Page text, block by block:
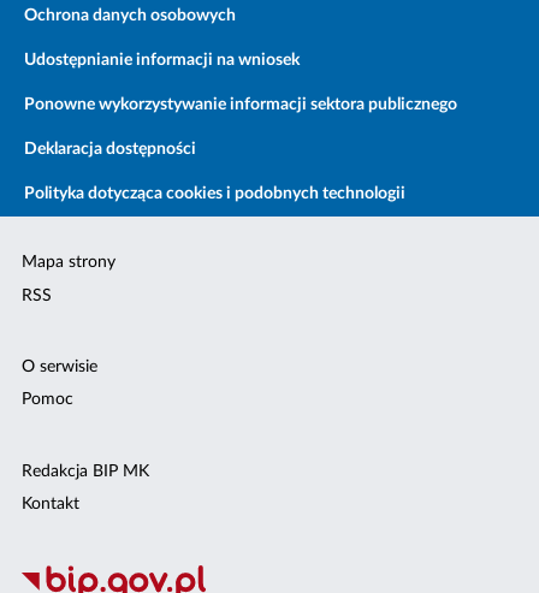
Ochrona danych osobowych
Udostępnianie informacji na wniosek
Ponowne wykorzystywanie informacji sektora publicznego
Deklaracja dostępności
Polityka dotycząca cookies i podobnych technologii
Mapa strony
RSS
O serwisie
Pomoc
Redakcja BIP MK
Kontakt